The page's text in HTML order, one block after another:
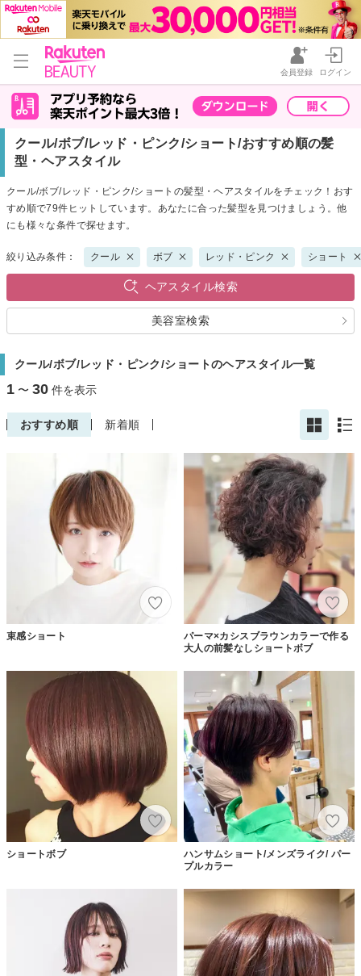
会員登録 ログイン
クール/ボブ/レッド・ピンク/ショート/おすすめ順の髪
型・ヘアスタイル
クール/ボブ/レッド・ピンク/ショートの髪型・ヘアスタイルをチェック！おす
すめ順で79件ヒットしています。あなたに合った髪型を見つけましょう。他
にも様々な条件で探せます。
絞り込み条件： クール ボブ レッド・ピンク ショート
ヘアスタイル検索
美容室検索
クール/ボブ/レッド・ピンク/ショートのヘアスタイル一覧
1 〜 30 件を表示
おすすめ順 新着順
束感ショート
パーマ×カシスブラウンカラーで作る
大人の前髪なしショートボブ
ショートボブ
ハンサムショート/メンズライク/ パー
プルカラー